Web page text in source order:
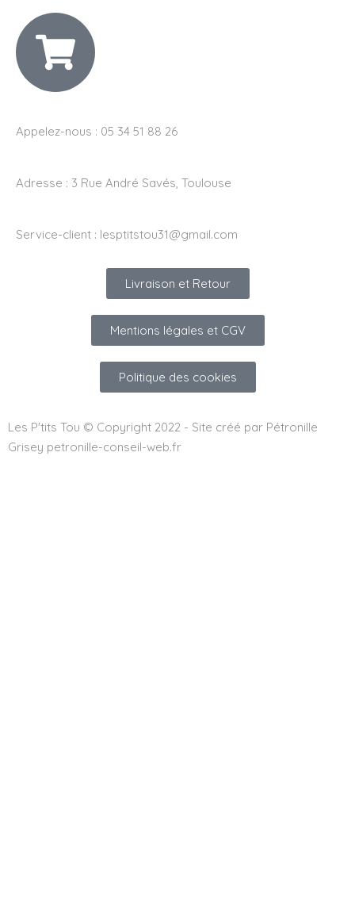
Appelez-nous : 05 34 51 88 26
Adresse : 3 Rue André Savés, Toulouse
Service-client : lesptitstou31@gmail.com
Livraison et Retour
Mentions légales et CGV
Politique des cookies
Les P'tits Tou © Copyright 2022 - Site créé par Pétronille
Grisey petronille-conseil-web.fr